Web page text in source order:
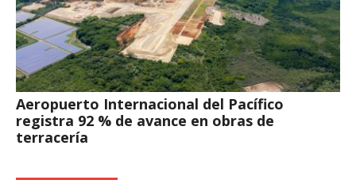
Aeropuerto Internacional del Pacífico
registra 92 % de avance en obras de
terracería